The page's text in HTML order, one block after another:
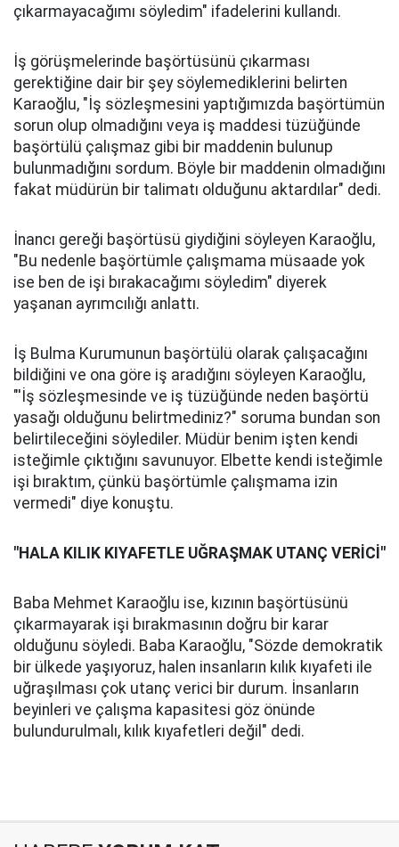
çıkarmayacağımı söyledim" ifadelerini kullandı.
İş görüşmelerinde başörtüsünü çıkarması
gerektiğine dair bir şey söylemediklerini belirten
Karaoğlu, "İş sözleşmesini yaptığımızda başörtümün
sorun olup olmadığını veya iş maddesi tüzüğünde
başörtülü çalışmaz gibi bir maddenin bulunup
bulunmadığını sordum. Böyle bir maddenin olmadığını
fakat müdürün bir talimatı olduğunu aktardılar" dedi.
İnancı gereği başörtüsü giydiğini söyleyen Karaoğlu,
"Bu nedenle başörtümle çalışmama müsaade yok
ise ben de işi bırakacağımı söyledim" diyerek
yaşanan ayrımcılığı anlattı.
İş Bulma Kurumunun başörtülü olarak çalışacağını
bildiğini ve ona göre iş aradığını söyleyen Karaoğlu,
"'İş sözleşmesinde ve iş tüzüğünde neden başörtü
yasağı olduğunu belirtmediniz?" soruma bundan son
belirtileceğini söylediler. Müdür benim işten kendi
isteğimle çıktığını savunuyor. Elbette kendi isteğimle
işi bıraktım, çünkü başörtümle çalışmama izin
vermedi" diye konuştu.
"HALA KILIK KIYAFETLE UĞRAŞMAK UTANÇ VERİCİ"
Baba Mehmet Karaoğlu ise, kızının başörtüsünü
çıkarmayarak işi bırakmasının doğru bir karar
olduğunu söyledi. Baba Karaoğlu, "Sözde demokratik
bir ülkede yaşıyoruz, halen insanların kılık kıyafeti ile
uğraşılması çok utanç verici bir durum. İnsanların
beyinleri ve çalışma kapasitesi göz önünde
bulundurulmalı, kılık kıyafetleri değil" dedi.